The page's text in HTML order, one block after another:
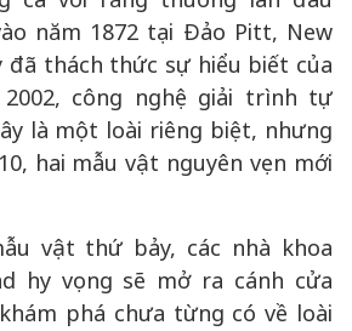
năm 1872 tại Đảo Pitt, New
đã thách thức sự hiểu biết của
2002, công nghệ giải trình tự
là một loài riêng biệt, nhưng
hai mẫu vật nguyên vẹn mới
vật thứ bảy, các nhà khoa
hy vọng sẽ mở ra cánh cửa
phá chưa từng có về loài